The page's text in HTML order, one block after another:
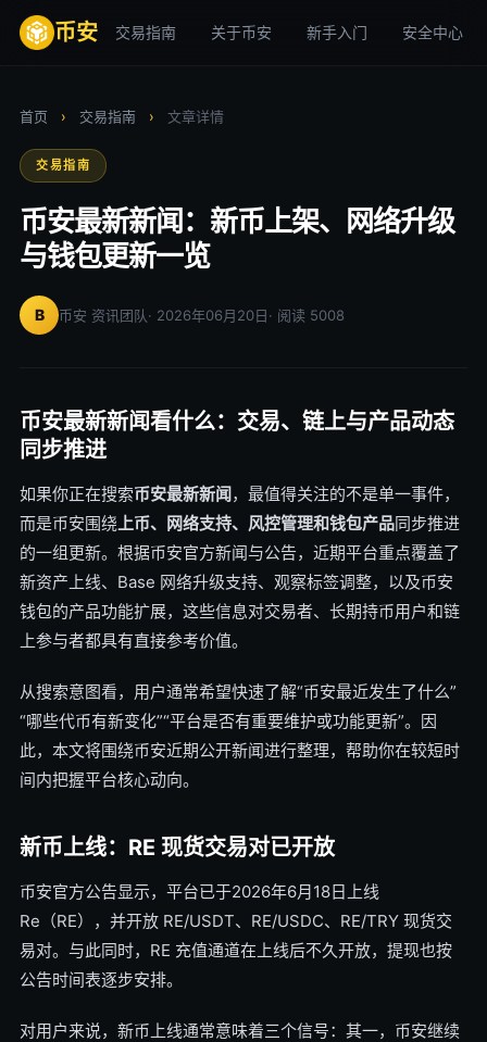
币安 交易指南 关于币安 新手入门 安全中心
首页 › 交易指南 › 文章详情
交易指南
币安最新新闻：新币上架、网络升级
与钱包更新一览
B 币安 资讯团队· 2026年06月20日· 阅读 5008
币安最新新闻看什么：交易、链上与产品动态
同步推进
如果你正在搜索币安最新新闻，最值得关注的不是单一事件，
而是币安围绕上币、网络支持、风控管理和钱包产品同步推进
的一组更新。根据币安官方新闻与公告，近期平台重点覆盖了
新资产上线、Base 网络升级支持、观察标签调整，以及币安
钱包的产品功能扩展，这些信息对交易者、长期持币用户和链
上参与者都具有直接参考价值。
从搜索意图看，用户通常希望快速了解“币安最近发生了什么”
“哪些代币有新变化”“平台是否有重要维护或功能更新”。因
此，本文将围绕币安近期公开新闻进行整理，帮助你在较短时
间内把握平台核心动向。
新币上线：RE 现货交易对已开放
币安官方公告显示，平台已于2026年6月18日上线
Re（RE），并开放 RE/USDT、RE/USDC、RE/TRY 现货交
易对。与此同时，RE 充值通道在上线后不久开放，提现也按
公告时间表逐步安排。
对用户来说，新币上线通常意味着三个信号：其一，币安继续